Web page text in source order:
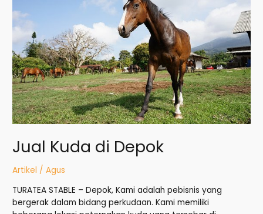
Jual Kuda di Depok
Artikel /Agus
TURATEA STABLE – Depok, Kami adalah pebisnis yang
bergerak dalam bidang perkudaan. Kami memiliki
Depok